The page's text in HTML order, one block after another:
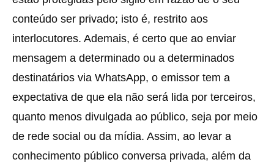
conteúdo ser privado; isto é, restrito aos
interlocutores. Ademais, é certo que ao enviar
mensagem a determinado ou a determinados
destinatários via WhatsApp, o emissor tem a
expectativa de que ela não será lida por terceiros,
quanto menos divulgada ao público, seja por meio
de rede social ou da mídia. Assim, ao levar a
conhecimento público conversa privada, além da